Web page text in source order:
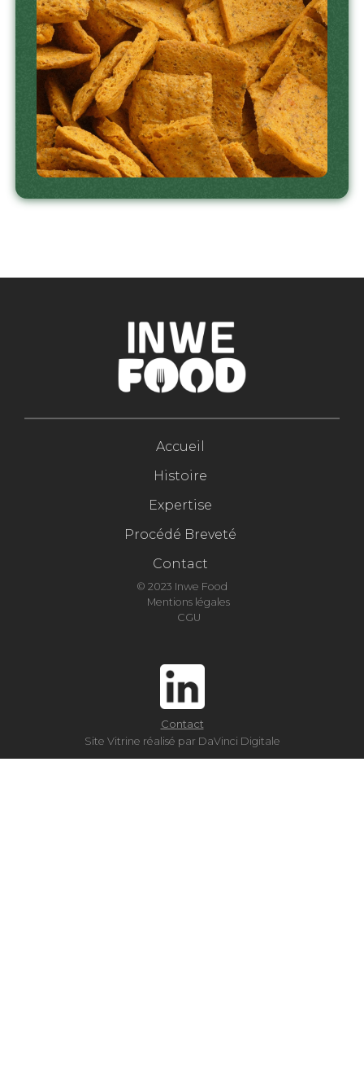
Accueil
Histoire
Expertise
Procédé Breveté
Contact
© 2023 Inwe Food
Mentions légales
CGU
Site Vitrine réalisé par DaVinci Digitale
Contact